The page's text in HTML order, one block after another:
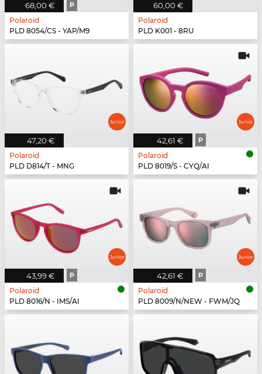
68,00 € P
Polaroid
PLD 8054/CS - YAP/M9
60,00 €
Polaroid
PLD K001 - 8RU
47,20 €
Polaroid
PLD D814/T - MNG
42,61 € P
Polaroid
PLD 8019/S - CYQ/AI
43,99 € P
Polaroid
PLD 8016/N - IMS/AI
42,61 € P
Polaroid
PLD 8009/N/NEW - FWM/JQ